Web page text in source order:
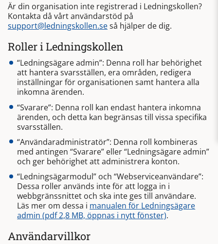
Är din organisation inte registrerad i Ledningskollen?
Kontakta då vårt användarstöd på
support@ledningskollen.seså hjälper de dig.
Roller i Ledningskollen
“Ledningsägare admin”: Denna roll har behörighet
att hantera svarsställen, era områden, redigera
inställningar för organisationen samt hantera alla
inkomna ärenden.
“Svarare”: Denna roll kan endast hantera inkomna
ärenden, och detta kan begränsas till vissa specifika
svarsställen.
“Användaradministratör”: Denna roll kombineras
med antingen “Svarare” eller “Ledningsägare admin”
och ger behörighet att administrera konton.
“Ledningsägarmodul” och “Webserviceanvändare”:
Dessa roller används inte för att logga in i
webbgränssnittet och ska inte ges till användare.
Läs mer om dessa i manualen för Ledningsägare
admin (pdf 2,8 MB, öppnas i nytt fönster).
Användarvillkor